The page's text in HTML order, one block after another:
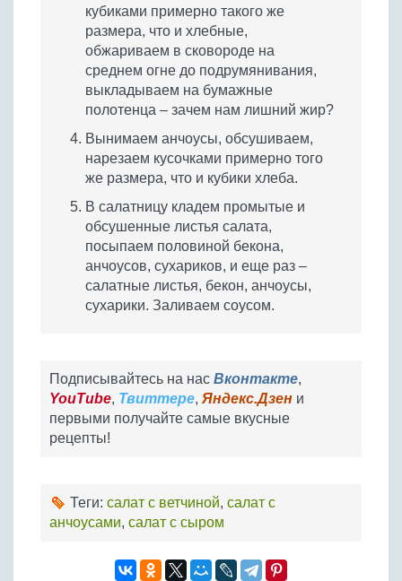
кубиками примерно такого же
размера, что и хлебные,
обжариваем в сковороде на
среднем огне до подрумянивания,
выкладываем на бумажные
полотенца – зачем нам лишний жир?
Вынимаем анчоусы, обсушиваем,
нарезаем кусочками примерно того
же размера, что и кубики хлеба.
В салатницу кладем промытые и
обсушенные листья салата,
посыпаем половиной бекона,
анчоусов, сухариков, и еще раз –
салатные листья, бекон, анчоусы,
сухарики. Заливаем соусом.
Подписывайтесь на нас Вконтакте,
YouTube, Твиттере, Яндекс.Дзен и
первыми получайте самые вкусные
рецепты!
Теги: салат с ветчиной, салат с
анчоусами, салат с сыром